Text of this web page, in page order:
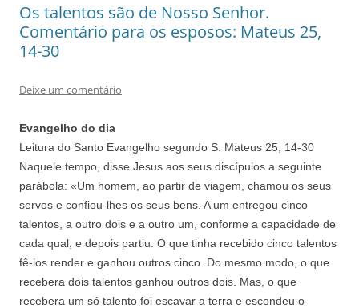
Os talentos são de Nosso Senhor.
Comentário para os esposos: Mateus 25,
14-30
Deixe um comentário
Evangelho do dia
Leitura do Santo Evangelho segundo S. Mateus 25, 14-30
Naquele tempo, disse Jesus aos seus discípulos a seguinte
parábola: «Um homem, ao partir de viagem, chamou os seus
servos e confiou-lhes os seus bens. A um entregou cinco
talentos, a outro dois e a outro um, conforme a capacidade de
cada qual; e depois partiu. O que tinha recebido cinco talentos
fê-los render e ganhou outros cinco. Do mesmo modo, o que
recebera dois talentos ganhou outros dois. Mas, o que
recebera um só talento foi escavar a terra e escondeu o